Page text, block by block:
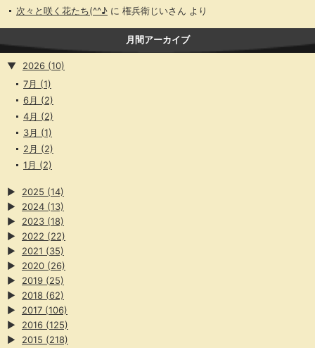
次々と咲く花たち(^^♪ に 権兵衛じいさん より
月間アーカイブ
▼ 2026 (10)
7月 (1)
6月 (2)
4月 (2)
3月 (1)
2月 (2)
1月 (2)
▶ 2025 (14)
▶
2024 (13)
▶
2023 (18)
▶
2022 (22)
▶
2021 (35)
▶
2020 (26)
▶
2019 (25)
▶
2018 (62)
▶
2017 (106)
▶
2016 (125)
▶
2015 (218)